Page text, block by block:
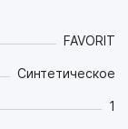
FAVORIT
Синтетическое
1